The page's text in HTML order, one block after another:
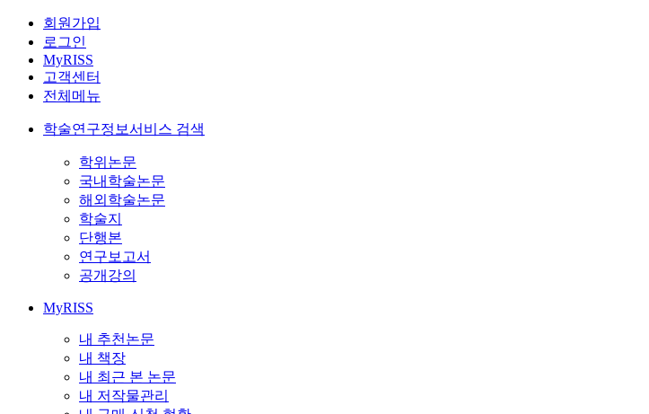
회원가입
로그인
MyRISS
고객센터
전체메뉴
학술연구정보서비스 검색
학위논문
국내학술논문
해외학술논문
학술지
단행본
연구보고서
공개강의
MyRISS
내 추천논문
내 책장
내 최근 본 논문
내 저작물관리